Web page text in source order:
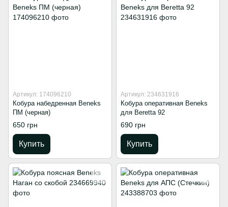
Артикул: 174096210
Кобура набедренная Beneks
ПМ (черная)
650 грн
Купить
Артикул: 234631916
Кобура оперативная Beneks
для Beretta 92
690 грн
Купить